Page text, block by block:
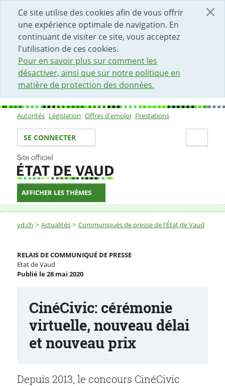
Ce site utilise des cookies afin de vous offrir
une expérience optimale de navigation. En
continuant de visiter ce site, vous acceptez
l'utilisation de ces cookies.
Pour en savoir plus sur comment les
désactiver, ainsi que sur notre politique en
matière de protection des données.
DÉBUT DU CONTENU DE LA PAGE
ACCÈS AU CHAMP DE RECHERCHE
PAGE D'ACCUEIL
FORMULAIRE DE CONTACT
Sous-navigation
Autorités Législation Offres d'emploi Prestations
Votre identité
SE CONNECTER
AFFICHER LES THÈMES
Fil d'Ariane
vd.ch Actualités Communiqués de presse de l'État de Vaud
CinéCivic: cérémonie virtuelle, nouveau délai et
CinéCivic: cérémonie
virtuelle, nouveau délai
et nouveau prix
RELAIS DE COMMUNIQUÉ DE PRESSE
Etat de Vaud
Publié le 28 mai 2020
Partenaire(s)
Depuis 2013, le concours CinéCivic